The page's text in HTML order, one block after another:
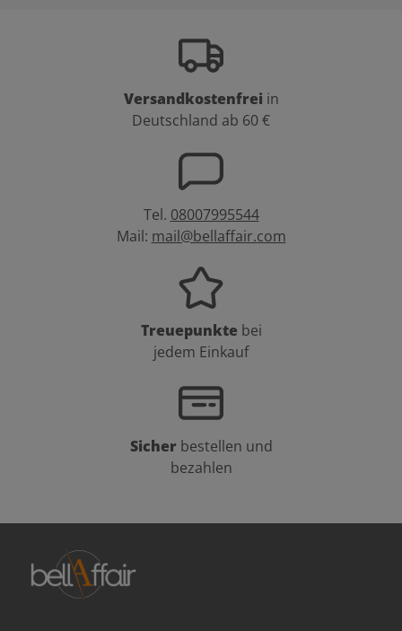
Versandkostenfrei in
Deutschland ab 60 €
Tel. 08007995544
Mail: mail@bellaffair.com
Treuepunkte bei
jedem Einkauf
Sicher bestellen und
bezahlen